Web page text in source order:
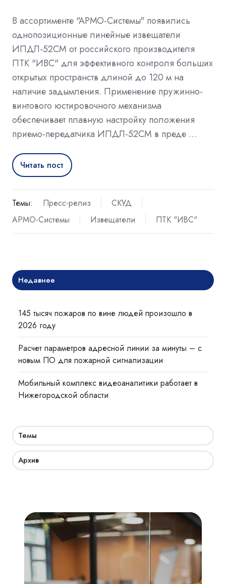
В ассортименте "АРМО-Системы" появились
однопозиционные линейные извещатели
ИПДЛ-52СМ от российского производителя
ПТК "ИВС" для эффективного контроля больших
открытых пространств длиной до 120 м на
наличие задымления. Применение пружинно-
винтового юстировочного механизма
обеспечивает плавную настройку положения
приемо-передатчика ИПДЛ-52СМ в преде …
Читать пост
Темы: Пресс-релиз
СКУД
АРМО-Системы
Извещатели ПТК "ИВС"
Недавнее
145 тысяч пожаров по вине людей произошло в
2026 году
Расчет параметров адресной линии за минуты – с
новым ПО для пожарной сигнализации
Мобильный комплекс видеоаналитики работает в
Нижегородской области
Темы
Архив
Академия
СКУД:
мобильный
доступ,
бесконтактная